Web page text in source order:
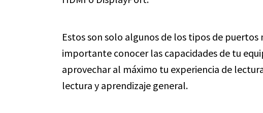
Estos son solo algunos de los tipos de
importante conocer las capacidades de tu
aprovechar al máximo tu experiencia de
lectura y aprendizaje general.